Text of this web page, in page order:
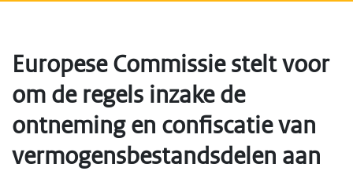
Europese Commissie stelt voor
om de regels inzake de
ontneming en confiscatie van
vermogensbestandsdelen aan